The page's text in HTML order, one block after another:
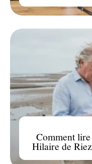
Comment
Hilaire de